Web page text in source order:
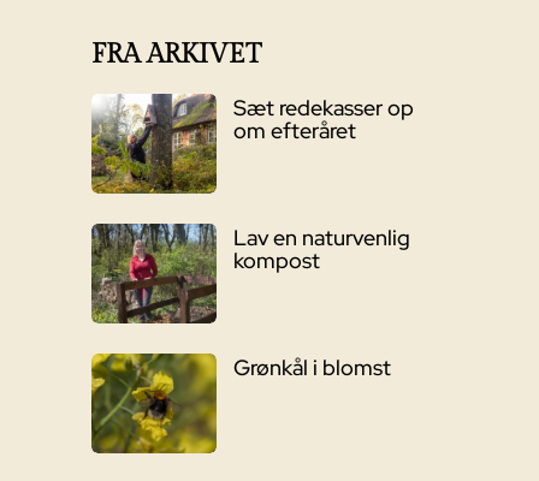
FRA ARKIVET
Sæt redekasser op
om efteråret
Lav en naturvenlig
kompost
Grønkål i blomst